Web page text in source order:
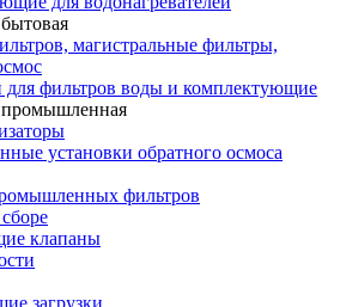
магистральные фильтры,
фильтров воды и комплектующие
промышленная
установки обратного осмоса
фильтров
клапаны
загрузки